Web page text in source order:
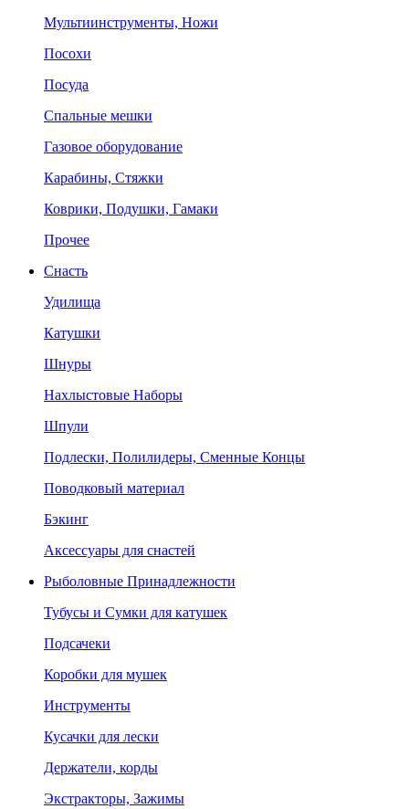
Мультиинструменты, Ножи
Посохи
Посуда
Спальные мешки
Газовое оборудование
Карабины, Стяжки
Коврики, Подушки, Гамаки
Прочее
Снасть
Удилища
Катушки
Шнуры
Нахлыстовые Наборы
Шпули
Подлески, Полилидеры, Сменные Концы
Поводковый материал
Бэкинг
Аксессуары для снастей
Рыболовные Принадлежности
Тубусы и Сумки для катушек
Подсачеки
Коробки для мушек
Инструменты
Кусачки для лески
Держатели, корды
Экстракторы, Зажимы